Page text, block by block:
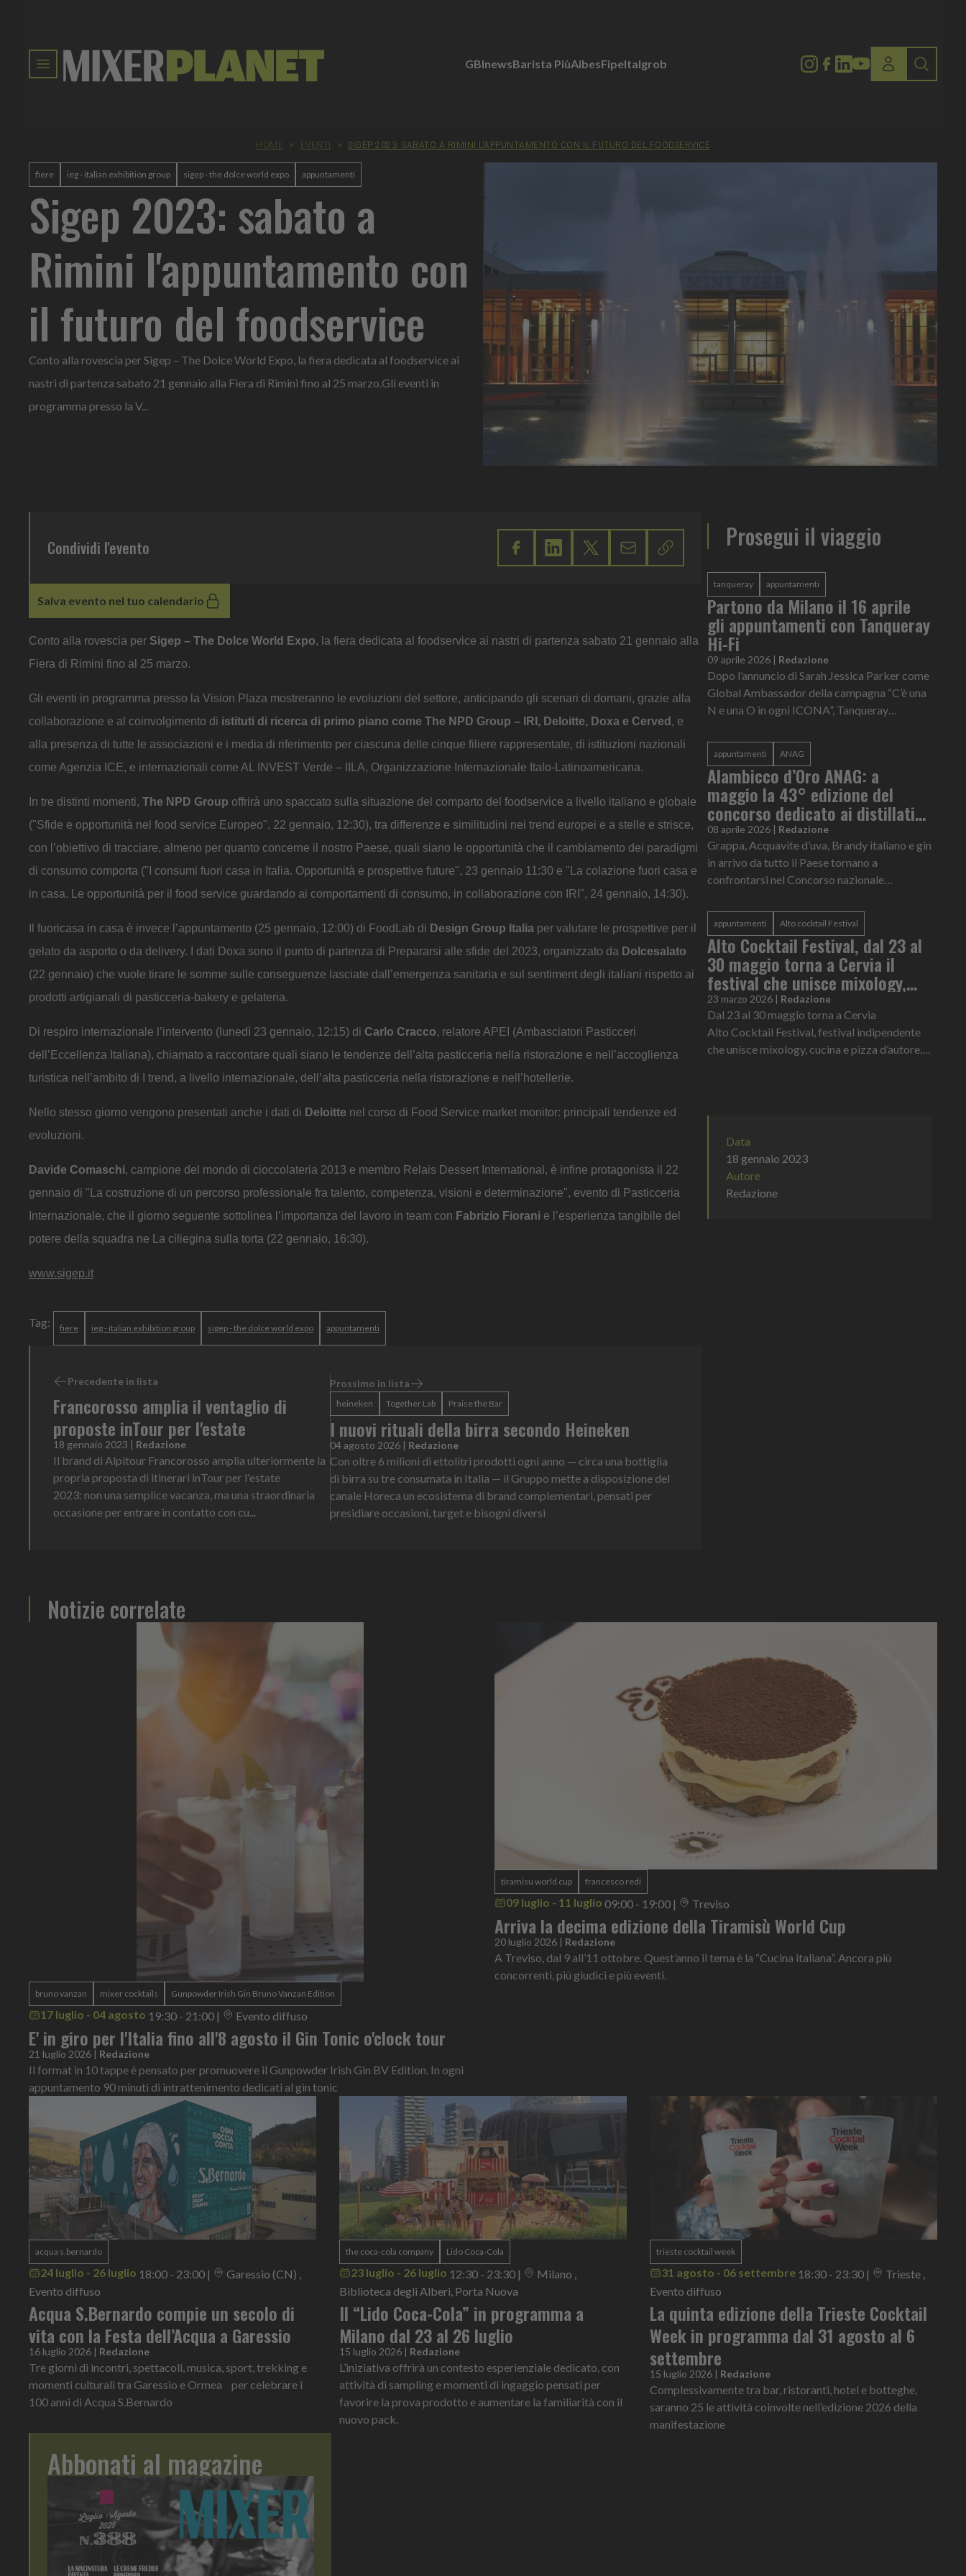
GBInewsBarista PiùAibesFipeItalgrob
HOME > EVENTI > SIGEP 2023: SABATO A RIMINI L'APPUNTAMENTO CON IL FUTURO DEL FOODSERVICE
fiere ieg - italian exhibition group sigep - the dolce world expo appuntamenti
Sigep 2023: sabato a
Rimini l'appuntamento con
il futuro del foodservice
Conto alla rovescia per Sigep – The Dolce World Expo, la fiera dedicata al foodservice ai
nastri di partenza sabato 21 gennaio alla Fiera di Rimini fino al 25 marzo.Gli eventi in
programma presso la V...
Condividi l'evento
Salva evento nel tuo calendario
Conto alla rovescia per Sigep – The Dolce World Expo, la fiera dedicata al foodservice ai nastri di partenza sabato 21 gennaio alla
Fiera di Rimini fino al 25 marzo.
Gli eventi in programma presso la Vision Plaza mostreranno le evoluzioni del settore, anticipando gli scenari di domani, grazie alla
collaborazione e al coinvolgimento di istituti di ricerca di primo piano come The NPD Group – IRI, Deloitte, Doxa e Cerved , e
alla presenza di tutte le associazioni e i media di riferimento per ciascuna delle cinque filiere rappresentate, di istituzioni nazionali
come Agenzia ICE, e internazionali come AL INVEST Verde – IILA, Organizzazione Internazionale Italo-Latinoamericana.
In tre distinti momenti, The NPD Group offrirà uno spaccato sulla situazione del comparto del foodservice a livello italiano e globale
("Sfide e opportunità nel food service Europeo", 22 gennaio, 12:30), tra differenze e similitudini nei trend europei e a stelle e strisce,
con l’obiettivo di tracciare, almeno per quanto concerne il nostro Paese, quali siano le opportunità che il cambiamento dei paradigmi
di consumo comporta ("I consumi fuori casa in Italia. Opportunità e prospettive future", 23 gennaio 11:30 e "La colazione fuori casa e
in casa. Le opportunità per il food service guardando ai comportamenti di consumo, in collaborazione con IRI", 24 gennaio, 14:30).
Il fuoricasa in casa è invece l’appuntamento (25 gennaio, 12:00) di FoodLab di Design Group Italia per valutare le prospettive per il
gelato da asporto o da delivery. I dati Doxa sono il punto di partenza di Prepararsi alle sfide del 2023, organizzato da Dolcesalato
(22 gennaio) che vuole tirare le somme sulle conseguenze lasciate dall’emergenza sanitaria e sul sentiment degli italiani rispetto ai
prodotti artigianali di pasticceria-bakery e gelateria.
Di respiro internazionale l’intervento (lunedì 23 gennaio, 12:15) di Carlo Cracco, relatore APEI (Ambasciatori Pasticceri
dell’Eccellenza Italiana), chiamato a raccontare quali siano le tendenze dell’alta pasticceria nella ristorazione e nell’accoglienza
turistica nell’ambito di I trend, a livello internazionale, dell’alta pasticceria nella ristorazione e nell’hotellerie.
Nello stesso giorno vengono presentati anche i dati di Deloitte nel corso di Food Service market monitor: principali tendenze ed
evoluzioni.
Davide Comaschi, campione del mondo di cioccolateria 2013 e membro Relais Dessert International, è infine protagonista il 22
gennaio di "La costruzione di un percorso professionale fra talento, competenza, visioni e determinazione", evento di Pasticceria
Internazionale, che il giorno seguente sottolinea l’importanza del lavoro in team con Fabrizio Fiorani e l’esperienza tangibile del
potere della squadra ne La ciliegina sulla torta (22 gennaio, 16:30).
www.sigep.it
Tag: fiere ieg - italian exhibition group sigep - the dolce world expo appuntamenti
Precedente in lista
Francorosso amplia il ventaglio di
proposte inTour per l'estate
18 gennaio 2023 | Redazione
Il brand di Alpitour Francorosso amplia ulteriormente la
propria proposta di itinerari inTour per l'estate
2023: non una semplice vacanza, ma una straordinaria
occasione per entrare in contatto con cu...
Prossimo in lista
heineken Together Lab Praise the Bar
I nuovi rituali della birra secondo Heineken
04 agosto 2026 | Redazione
Con oltre 6 milioni di ettolitri prodotti ogni anno — circa una bottiglia
di birra su tre consumata in Italia — il Gruppo mette a disposizione del
canale Horeca un ecosistema di brand complementari, pensati per
presidiare occasioni, target e bisogni diversi
Prosegui il viaggio
tanqueray appuntamenti
Partono da Milano il 16 aprile
gli appuntamenti con Tanqueray
Hi-Fi
09 aprile 2026 | Redazione
Dopo l’annuncio di Sarah Jessica Parker come
Global Ambassador della campagna “C’è una
N e una O in ogni ICONA”, Tanqueray
solito aperitivo”, un progetto...
appuntamenti ANAG
Alambicco d’Oro ANAG: a
maggio la 43° edizione del
concorso dedicato ai distillati
italiani
08 aprile 2026 | Redazione
Grappa, Acquavite d’uva, Brandy italiano e gin
in arrivo da tutto il Paese tornano a
confrontarsi nel Concorso nazionale
anno celebra e premia l’eccellenza de...
appuntamenti Alto cocktail Festival
Alto Cocktail Festival, dal 23 al
30 maggio torna a Cervia il
festival che unisce mixology,
cucina e pizza d’autore
23 marzo 2026 | Redazione
Dal 23 al 30 maggio torna a Cervia
Alto Cocktail Festival, festival indipendente
che unisce mixology, cucina e pizza d’autore.
Data
18 gennaio 2023
Autore
Redazione
Notizie correlate
bruno vanzan mixer cocktails Gunpowder Irish Gin Bruno Vanzan Edition
17 luglio - 04 agosto 19:30 - 21:00 | Evento diffuso
E' in giro per l'Italia fino all'8 agosto il Gin Tonic o'clock tour
21 luglio 2026 | Redazione
Il format in 10 tappe è pensato per promuovere il Gunpowder Irish Gin BV Edition. In ogni
appuntamento 90 minuti di intrattenimento dedicati al gin tonic
tiramisu world cup francesco redi
09 luglio - 11 luglio 09:00 - 19:00 | Treviso
Arriva la decima edizione della Tiramisù World Cup
20 luglio 2026 | Redazione
A Treviso, dal 9 all’11 ottobre. Quest’anno il tema è la “Cucina italiana”. Ancora più
concorrenti, più giudici e più eventi.
acqua s.bernardo
24 luglio - 26 luglio 18:00 - 23:00 |
Garessio (CN) ,
Evento diffuso
Acqua S.Bernardo compie un secolo di
vita con la Festa dell’Acqua a Garessio
16 luglio 2026 | Redazione
Tre giorni di incontri, spettacoli, musica, sport, trekking e
momenti culturali tra Garessio e Ormea per celebrare i
100 anni di Acqua S.Bernardo
the coca-cola company Lido Coca-Cola
23 luglio - 26 luglio 12:30 - 23:30 |
Milano ,
Biblioteca degli Alberi, Porta Nuova
Il “Lido Coca-Cola” in programma a
Milano dal 23 al 26 luglio
15 luglio 2026 | Redazione
L’iniziativa offrirà un contesto esperienziale dedicato, con
attività di sampling e momenti di ingaggio pensati per
favorire la prova prodotto e aumentare la familiarità con il
nuovo pack.
trieste cocktail week
31 agosto - 06 settembre 18:30 - 23:30 |
Trieste ,
Evento diffuso
La quinta edizione della Trieste Cocktail
Week in programma dal 31 agosto al 6
settembre
15 luglio 2026 | Redazione
Complessivamente tra bar, ristoranti, hotel e botteghe,
saranno 25 le attività coinvolte nell’edizione 2026 della
manifestazione
Abbonati al magazine